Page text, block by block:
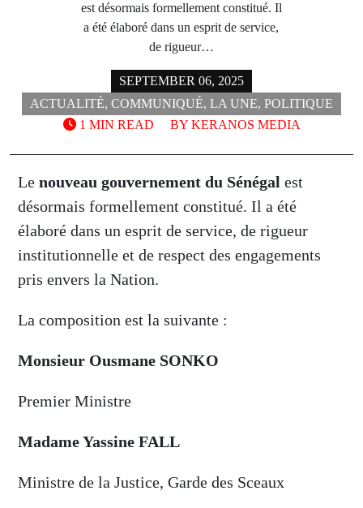
est désormais formellement constitué. Il
a été élaboré dans un esprit de service,
de rigueur…
SEPTEMBER 06, 2025
ACTUALITÉ, COMMUNIQUÉ, LA UNE, POLITIQUE
BY KERANOS MEDIA
1 MIN READ
Le nouveau gouvernement du Sénégal est
désormais formellement constitué. Il a été
élaboré dans un esprit de service, de rigueur
institutionnelle et de respect des engagements
pris envers la Nation.
La composition est la suivante :
Monsieur Ousmane SONKO
Premier Ministre
Madame Yassine FALL
Ministre de la Justice, Garde des Sceaux